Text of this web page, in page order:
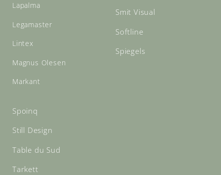
Lapalma
Legamaster
Lintex
Magnus Olesen
Markant
Smit Visual
Softline
Spiegels
Spoinq
Still Design
Table du Sud
Tarkett